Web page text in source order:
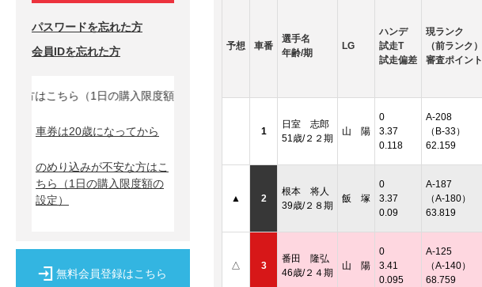
パスワードを忘れた方
会員IDを忘れた方
こちら（1日の購入限度額の設定）↓
車券は20歳になってから
のめり込みが不安な方はこ
ちら
（1日の購入限度額の
設定）
無料会員登録はこちら
予想 車番
選手名
年齢/期
LG
ハンデ
試走T
試走偏差
現ランク
（前ランク）
審査ポイント
1
日室 志郎
51歳/２２期
山 陽
0
3.37
0.118
A-208
（B-33）
62.159
▲ 2
根本 将人
39歳/２８期
飯 塚
0
3.37
0.09
A-187
（A-180）
63.819
△ 3
番田 隆弘
46歳/２４期
山 陽
0
3.41
0.095
A-125
（A-140）
68.759